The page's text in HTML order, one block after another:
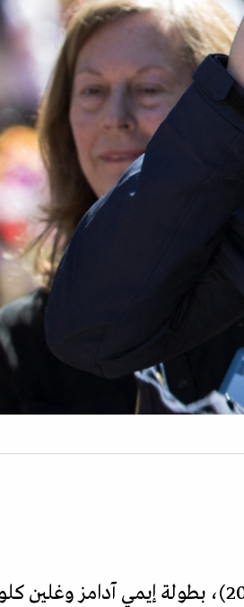
عاد فيلم "هيلبيلي إليجي" (مرثية الريف) من إنتاج منصة "نتفليكس" (2020)، بطولة